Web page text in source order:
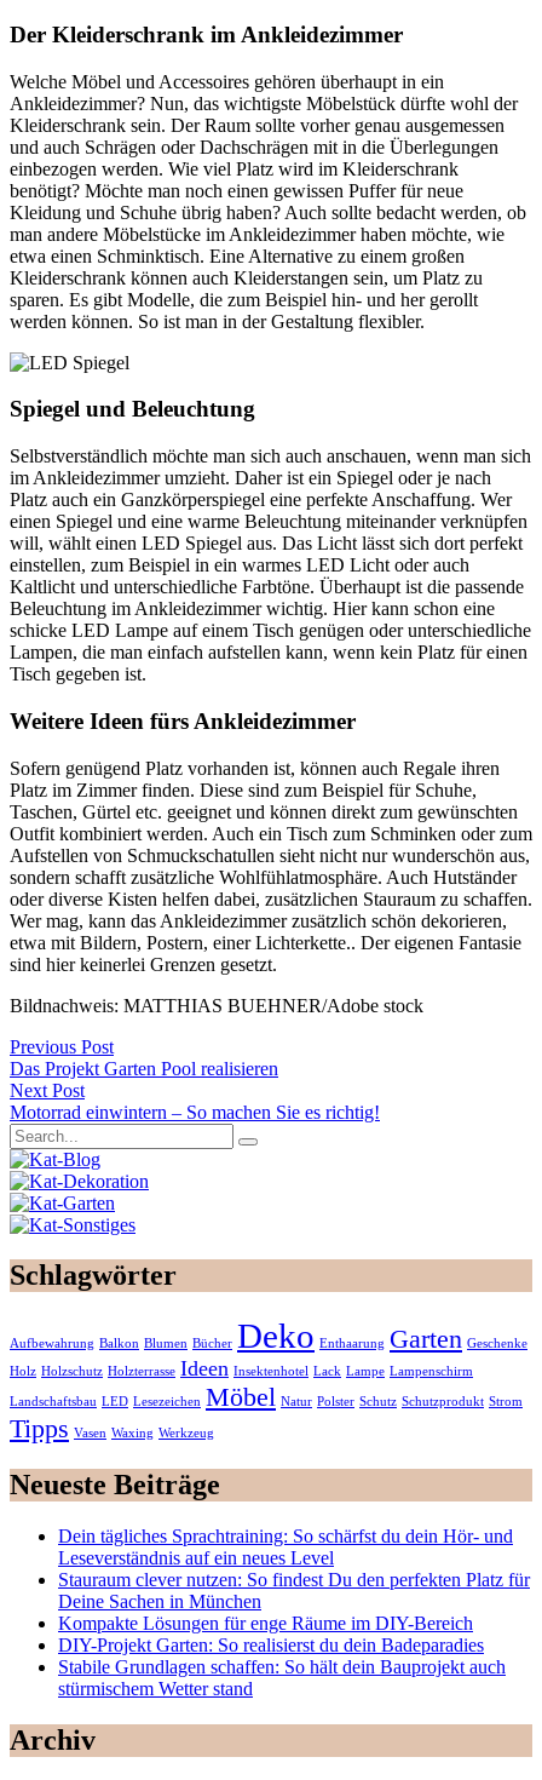
Der Kleiderschrank im Ankleidezimmer
Welche Möbel und Accessoires gehören überhaupt in ein
Ankleidezimmer? Nun, das wichtigste Möbelstück dürfte wohl der
Kleiderschrank sein. Der Raum sollte vorher genau ausgemessen
und auch Schrägen oder Dachschrägen mit in die Überlegungen
einbezogen werden. Wie viel Platz wird im Kleiderschrank
benötigt? Möchte man noch einen gewissen Puffer für neue
Kleidung und Schuhe übrig haben? Auch sollte bedacht werden, ob
man andere Möbelstücke im Ankleidezimmer haben möchte, wie
etwa einen Schminktisch. Eine Alternative zu einem großen
Kleiderschrank können auch Kleiderstangen sein, um Platz zu
sparen. Es gibt Modelle, die zum Beispiel hin- und her gerollt
werden können. So ist man in der Gestaltung flexibler.
Spiegel und Beleuchtung
Selbstverständlich möchte man sich auch anschauen, wenn man sich
im Ankleidezimmer umzieht. Daher ist ein Spiegel oder je nach
Platz auch ein Ganzkörperspiegel eine perfekte Anschaffung. Wer
einen Spiegel und eine warme Beleuchtung miteinander verknüpfen
will, wählt einen LED Spiegel aus. Das Licht lässt sich dort perfekt
einstellen, zum Beispiel in ein warmes LED Licht oder auch
Kaltlicht und unterschiedliche Farbtöne. Überhaupt ist die passende
Beleuchtung im Ankleidezimmer wichtig. Hier kann schon eine
schicke LED Lampe auf einem Tisch genügen oder unterschiedliche
Lampen, die man einfach aufstellen kann, wenn kein Platz für einen
Tisch gegeben ist.
Weitere Ideen fürs Ankleidezimmer
Sofern genügend Platz vorhanden ist, können auch Regale ihren
Platz im Zimmer finden. Diese sind zum Beispiel für Schuhe,
Taschen, Gürtel etc. geeignet und können direkt zum gewünschten
Outfit kombiniert werden. Auch ein Tisch zum Schminken oder zum
Aufstellen von Schmuckschatullen sieht nicht nur wunderschön aus,
sondern schafft zusätzliche Wohlfühlatmosphäre. Auch Hutständer
oder diverse Kisten helfen dabei, zusätzlichen Stauraum zu schaffen.
Wer mag, kann das Ankleidezimmer zusätzlich schön dekorieren,
etwa mit Bildern, Postern, einer Lichterkette.. Der eigenen Fantasie
sind hier keinerlei Grenzen gesetzt.
Bildnachweis: MATTHIAS BUEHNER/Adobe stock
Previous Post
Das Projekt Garten Pool realisieren
Next Post
Motorrad einwintern – So machen Sie es richtig!
Schlagwörter
Aufbewahrung Balkon Blumen Bücher Deko Enthaarung Garten Geschenke
Holz Holzschutz Holzterrasse Ideen Insektenhotel Lack Lampe Lampenschirm
Landschaftsbau LED Lesezeichen Möbel Natur Polster Schutz Schutzprodukt Strom
Tipps Vasen Waxing Werkzeug
Neueste Beiträge
Dein tägliches Sprachtraining: So schärfst du dein Hör- und
Leseverständnis auf ein neues Level
Stauraum clever nutzen: So findest Du den perfekten Platz für
Deine Sachen in München
Kompakte Lösungen für enge Räume im DIY-Bereich
DIY-Projekt Garten: So realisierst du dein Badeparadies
Stabile Grundlagen schaffen: So hält dein Bauprojekt auch
stürmischem Wetter stand
Archiv